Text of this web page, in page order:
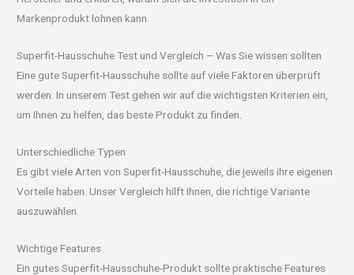
Markenprodukt lohnen kann.
Superfit-Hausschuhe Test und Vergleich – Was Sie wissen sollten
Eine gute Superfit-Hausschuhe sollte auf viele Faktoren überprüft
werden. In unserem Test gehen wir auf die wichtigsten Kriterien ein,
um Ihnen zu helfen, das beste Produkt zu finden.
Unterschiedliche Typen
Es gibt viele Arten von Superfit-Hausschuhe, die jeweils ihre eigenen
Vorteile haben. Unser Vergleich hilft Ihnen, die richtige Variante
auszuwählen.
Wichtige Features
Ein gutes Superfit-Hausschuhe-Produkt sollte praktische Features